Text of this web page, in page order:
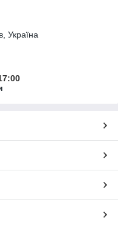
Україна